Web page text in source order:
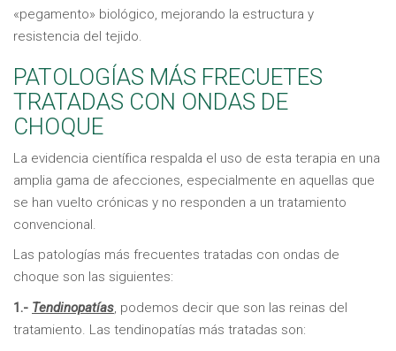
«pegamento» biológico, mejorando la estructura y
resistencia del tejido.
PATOLOGÍAS MÁS FRECUETES
TRATADAS CON ONDAS DE
CHOQUE
La evidencia científica respalda el uso de esta terapia en una
amplia gama de afecciones, especialmente en aquellas que
se han vuelto crónicas y no responden a un tratamiento
convencional.
Las patologías más frecuentes tratadas con ondas de
choque son las siguientes:
1.- Tendinopatías , podemos decir que son las reinas del
tratamiento. Las tendinopatías más tratadas son: